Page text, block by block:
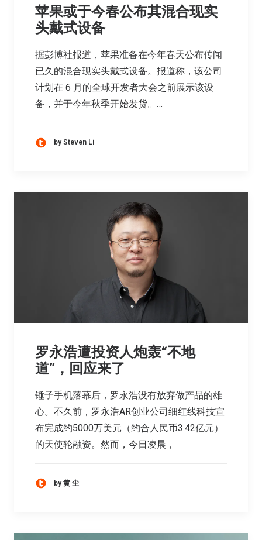
苹果或于今春公布其混合现实
头戴式设备
据彭博社报道，苹果准备在今年春天公布传闻
已久的混合现实头戴式设备。报道称，该公司
计划在 6 月的全球开发者大会之前展示该设
备，并于今年秋季开始发货。…
by Steven Li
罗永浩遭投资人炮轰“不地
道”，回应来了
锤子手机落幕后，罗永浩没有放弃做产品的雄
心。不久前，罗永浩AR创业公司细红线科技宣
布完成约5000万美元（约合人民币3.42亿元）
的天使轮融资。然而，今日凌晨，
by 黄 尘